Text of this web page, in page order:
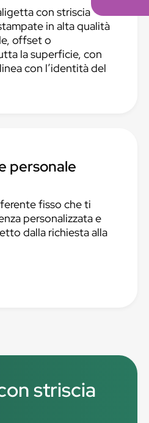
con striscia
in alta qualità
offset o
la superficie, con
con l’identità del
personale
fisso che ti
personalizzata e
dalla richiesta alla
striscia